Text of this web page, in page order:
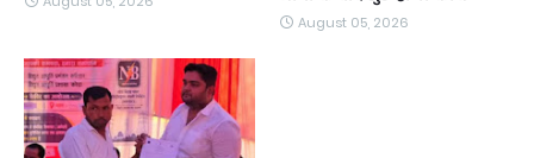
August 05, 2026